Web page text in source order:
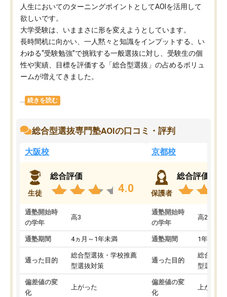
人生においてのターニングポイントとしてAOIを活用して
欲しいです。
大学受験は、いままさに形を変えようとしています。
長時間机に向かい、一人黙々と知識をインプットする、い
わゆる“受験勉強”で挑戦する一般選抜に対し、受験生の個
性や実績、目標を評価する「総合型選抜」の占めるボリュ
ームが増えてきました。
続きを読む
総合型選抜専門塾AOIの口コミ・評判
大阪校
生徒
総合評価
4.0
通塾開始時
の学年
高3
通塾期間 4ヵ月～1年未満
通った目的
総合型選抜・学校推薦
型選抜対策
偏差値の変
化
上がった
京都校
保護者
総合評価
通塾開始時
の学年
高2
通塾期間 1年以上
通った目的
総合型選
型選抜対
偏差値の変
化
上がった